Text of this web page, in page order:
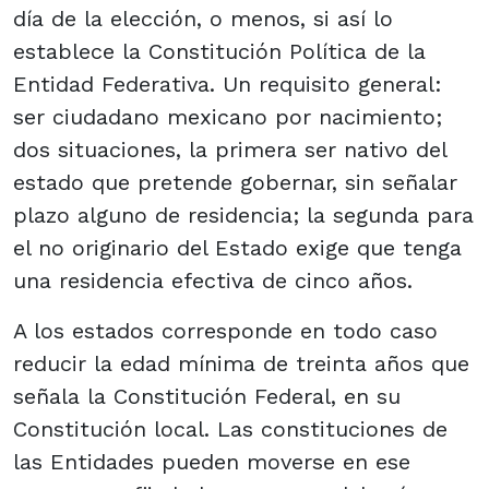
día de la elección, o menos, si así lo
establece la Constitución Política de la
Entidad Federativa. Un requisito general:
ser ciudadano mexicano por nacimiento;
dos situaciones, la primera ser nativo del
estado que pretende gobernar, sin señalar
plazo alguno de residencia; la segunda para
el no originario del Estado exige que tenga
una residencia efectiva de cinco años.
A los estados corresponde en todo caso
reducir la edad mínima de treinta años que
señala la Constitución Federal, en su
Constitución local. Las constituciones de
las Entidades pueden moverse en ese